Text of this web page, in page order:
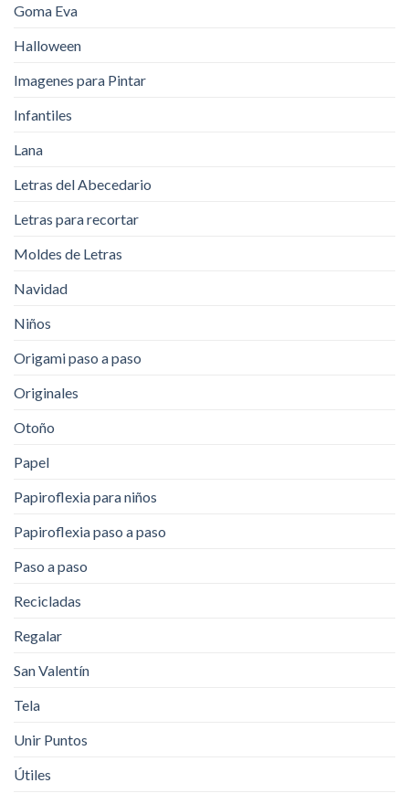
Goma Eva
Halloween
Imagenes para Pintar
Infantiles
Lana
Letras del Abecedario
Letras para recortar
Moldes de Letras
Navidad
Niños
Origami paso a paso
Originales
Otoño
Papel
Papiroflexia para niños
Papiroflexia paso a paso
Paso a paso
Recicladas
Regalar
San Valentín
Tela
Unir Puntos
Útiles